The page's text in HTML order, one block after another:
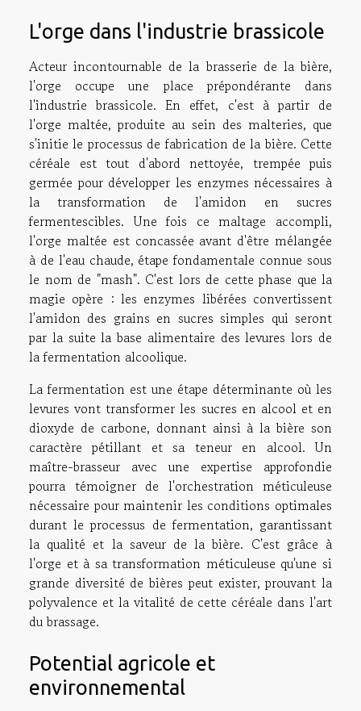
L'orge dans l'industrie brassicole
Acteur incontournable de la brasserie de la bière,
l'orge occupe une place prépondérante dans
l'industrie brassicole. En effet, c'est à partir de
l'orge maltée, produite au sein des malteries, que
s'initie le processus de fabrication de la bière. Cette
céréale est tout d'abord nettoyée, trempée puis
germée pour développer les enzymes nécessaires à
la transformation de l'amidon en sucres
fermentescibles. Une fois ce maltage accompli,
l'orge maltée est concassée avant d'être mélangée
à de l'eau chaude, étape fondamentale connue sous
le nom de "mash". C'est lors de cette phase que la
magie opère : les enzymes libérées convertissent
l'amidon des grains en sucres simples qui seront
par la suite la base alimentaire des levures lors de
la fermentation alcoolique.
La fermentation est une étape déterminante où les
levures vont transformer les sucres en alcool et en
dioxyde de carbone, donnant ainsi à la bière son
caractère pétillant et sa teneur en alcool. Un
maître-brasseur avec une expertise approfondie
pourra témoigner de l'orchestration méticuleuse
nécessaire pour maintenir les conditions optimales
durant le processus de fermentation, garantissant
la qualité et la saveur de la bière. C'est grâce à
l'orge et à sa transformation méticuleuse qu'une si
grande diversité de bières peut exister, prouvant la
polyvalence et la vitalité de cette céréale dans l'art
du brassage.
Potential agricole et
environnemental